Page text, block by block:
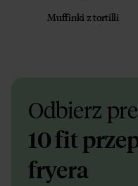
Muffinki z tortilli
Odbierz
10 fit
fryera